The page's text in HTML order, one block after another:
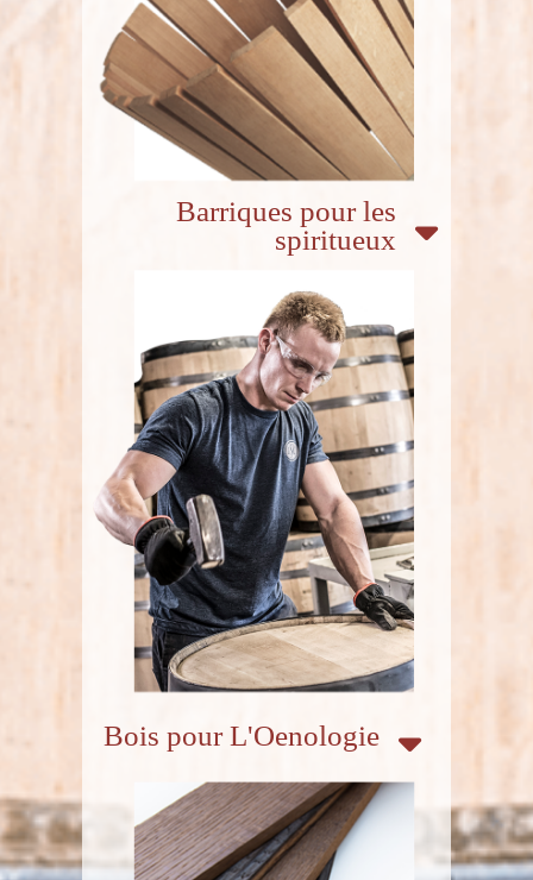
Barriques pour les
spiritueux
Bois pour L'Oenologie